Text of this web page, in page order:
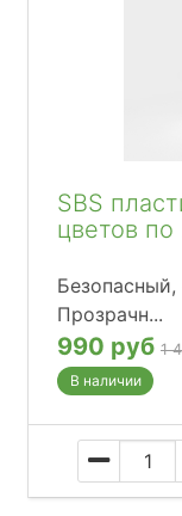
SBS
цветов по
Прозрачн...
990 руб 1
В наличии